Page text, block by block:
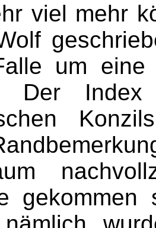
viel mehr
um eine
Der